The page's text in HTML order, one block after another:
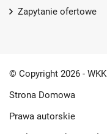
Zapytanie ofertowe
© Copyright 2026 - WKK
Strona Domowa
Prawa autorskie